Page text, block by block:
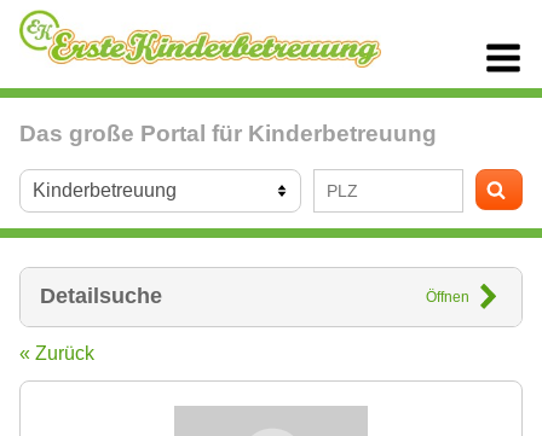
Das große Portal für Kinderbetreuung
Detailsuche Öffnen
« Zurück